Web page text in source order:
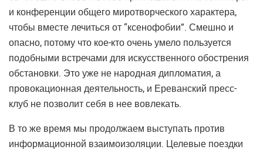
и конференции общего миротворческого характера,
чтобы вместе лечиться от “ксенофобии”. Смешно и
опасно, потому что кое-кто очень умело пользуется
подобными встречами для искусственного обострения
обстановки. Это уже не народная дипломатия, а
провокационная деятельность, и Ереванский пресс-
клуб не позволит себя в нее вовлекать.
В то же время мы продолжаем выступать против
информационной взаимоизоляции. Целевые поездки